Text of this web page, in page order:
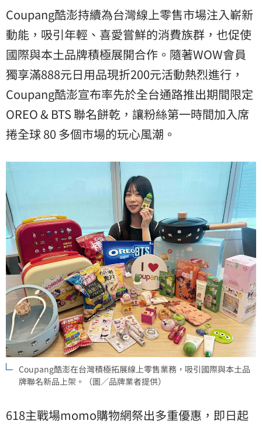
Coupang酷澎持續為台灣線上零售市場注入嶄新
動能，吸引年輕、喜愛嘗鮮的消費族群，也促使
國際與本土品牌積極展開合作。隨著WOW會員
獨享滿888元日用品現折200元活動熱烈進行，
Coupang酷澎宣布率先於全台通路推出期間限定
OREO & BTS 聯名餅乾，讓粉絲第一時間加入席
捲全球 80 多個市場的玩心風潮。
Coupang酷澎在台灣積極拓展線上零售業務，吸引國際與本土品
牌聯名新品上架。（圖／品牌業者提供）
618主戰場momo購物網祭出多重優惠，即日起